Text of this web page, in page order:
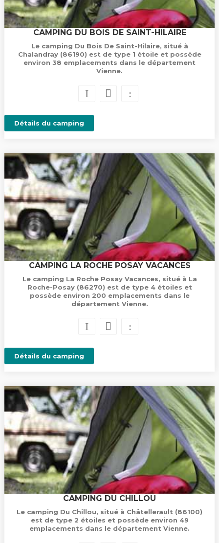
CAMPING DU BOIS DE SAINT-HILAIRE
Le camping Du Bois De Saint-Hilaire, situé à
Chalandray (86190) est de type 1 étoile et possède
environ 38 emplacements dans le département
Vienne.
Détails du camping
CAMPING LA ROCHE POSAY VACANCES
Le camping La Roche Posay Vacances, situé à La
Roche-Posay (86270) est de type 4 étoiles et
possède environ 200 emplacements dans le
département Vienne.
Détails du camping
CAMPING DU CHILLOU
Le camping Du Chillou, situé à Châtellerault (86100)
est de type 2 étoiles et possède environ 49
emplacements dans le département Vienne.